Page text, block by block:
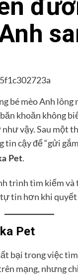
bé mèo Anh lông
khoăn không
vậy. Sau một
cậy để “gửi
Pet.
trình tìm kiếm
tin hơn khi
Pet
bại trong việc
mạng, nhưng